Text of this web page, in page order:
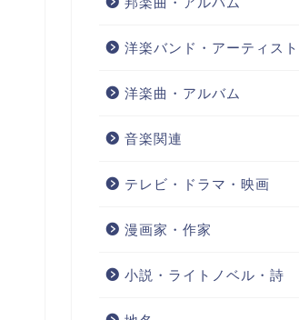
洋楽バンド・アーティスト
洋楽曲・アルバム
音楽関連
テレビ・ドラマ・映画
漫画家・作家
小説・ライトノベル・詩